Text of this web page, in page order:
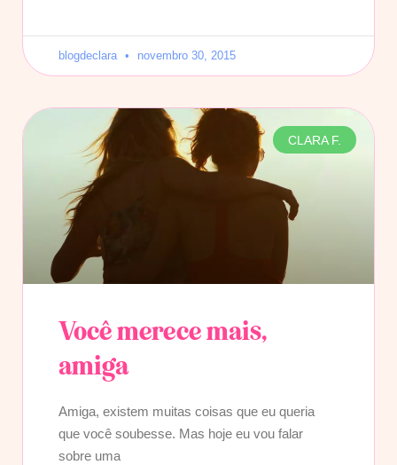
blogdeclara novembro 30, 2015
CLARA F.
Você merece mais,
amiga
Amiga, existem muitas coisas que eu queria
que você soubesse. Mas hoje eu vou falar
sobre uma